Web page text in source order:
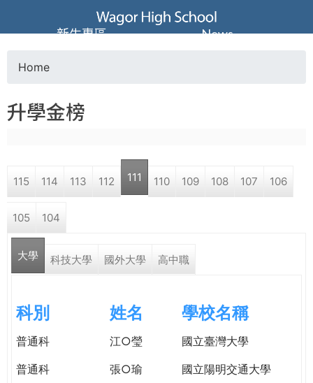
Jump to navigation
葳
格
高
學
格。
o
a
r
e
e
r
Home
升學金榜
115 114 113 112 111 110 109 108 107 106
105 104
大學 科技大學 國外大學 高中職
科別 姓名 學校名稱
普通科 江○瑩
國立臺灣大學
普通科
張○瑜
國立陽明交通大學
新生專區 News